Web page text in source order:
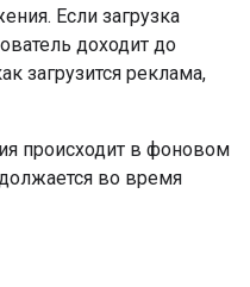
Если загрузка
доходит до
загрузится реклама,
происходит в фоновом
во время